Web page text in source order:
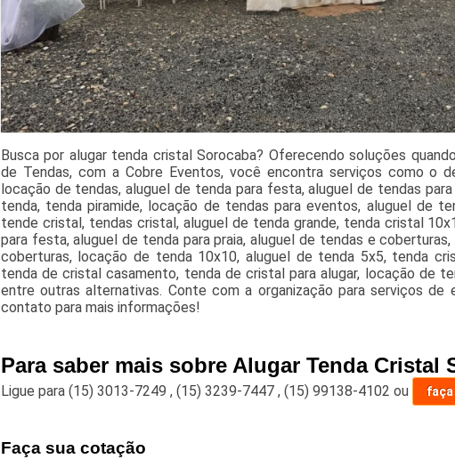
Busca por alugar tenda cristal Sorocaba? Oferecendo soluções
de Tendas, com a Cobre Eventos, você encontra serviços como o
locação de tendas, aluguel de tenda para festa, aluguel de tendas
tenda, tenda piramide, locação de tendas para eventos, aluguel de
tende cristal, tendas cristal, aluguel de tenda grande, tenda cristal
para festa, aluguel de tenda para praia, aluguel de tendas e
coberturas, locação de tenda 10x10, aluguel de tenda 5x5, tenda
tenda de cristal casamento, tenda de cristal para alugar, locação de
entre outras alternativas. Conte com a organização para serviços de
contato para mais informações!
Para saber mais sobre Alugar Tenda Cristal
Ligue para (15) 3013-7249 , (15) 3239-7447 , (15) 99138-4102 ou faça
Faça sua cotação